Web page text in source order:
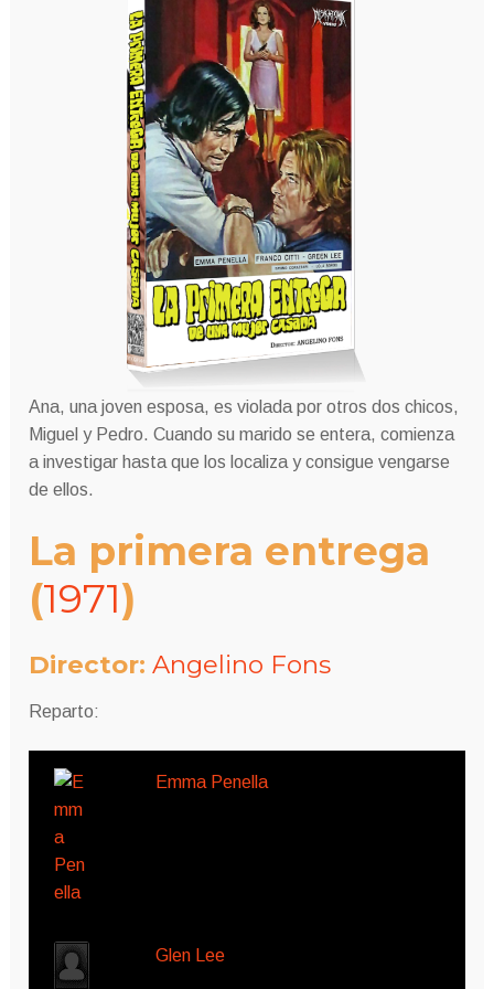
Ana, una joven esposa, es violada por otros dos chicos,
Miguel y Pedro. Cuando su marido se entera, comienza
a investigar hasta que los localiza y consigue vengarse
de ellos.
La primera entrega
(1971)
Director: Angelino Fons
Reparto:
Emma Penella
Glen Lee